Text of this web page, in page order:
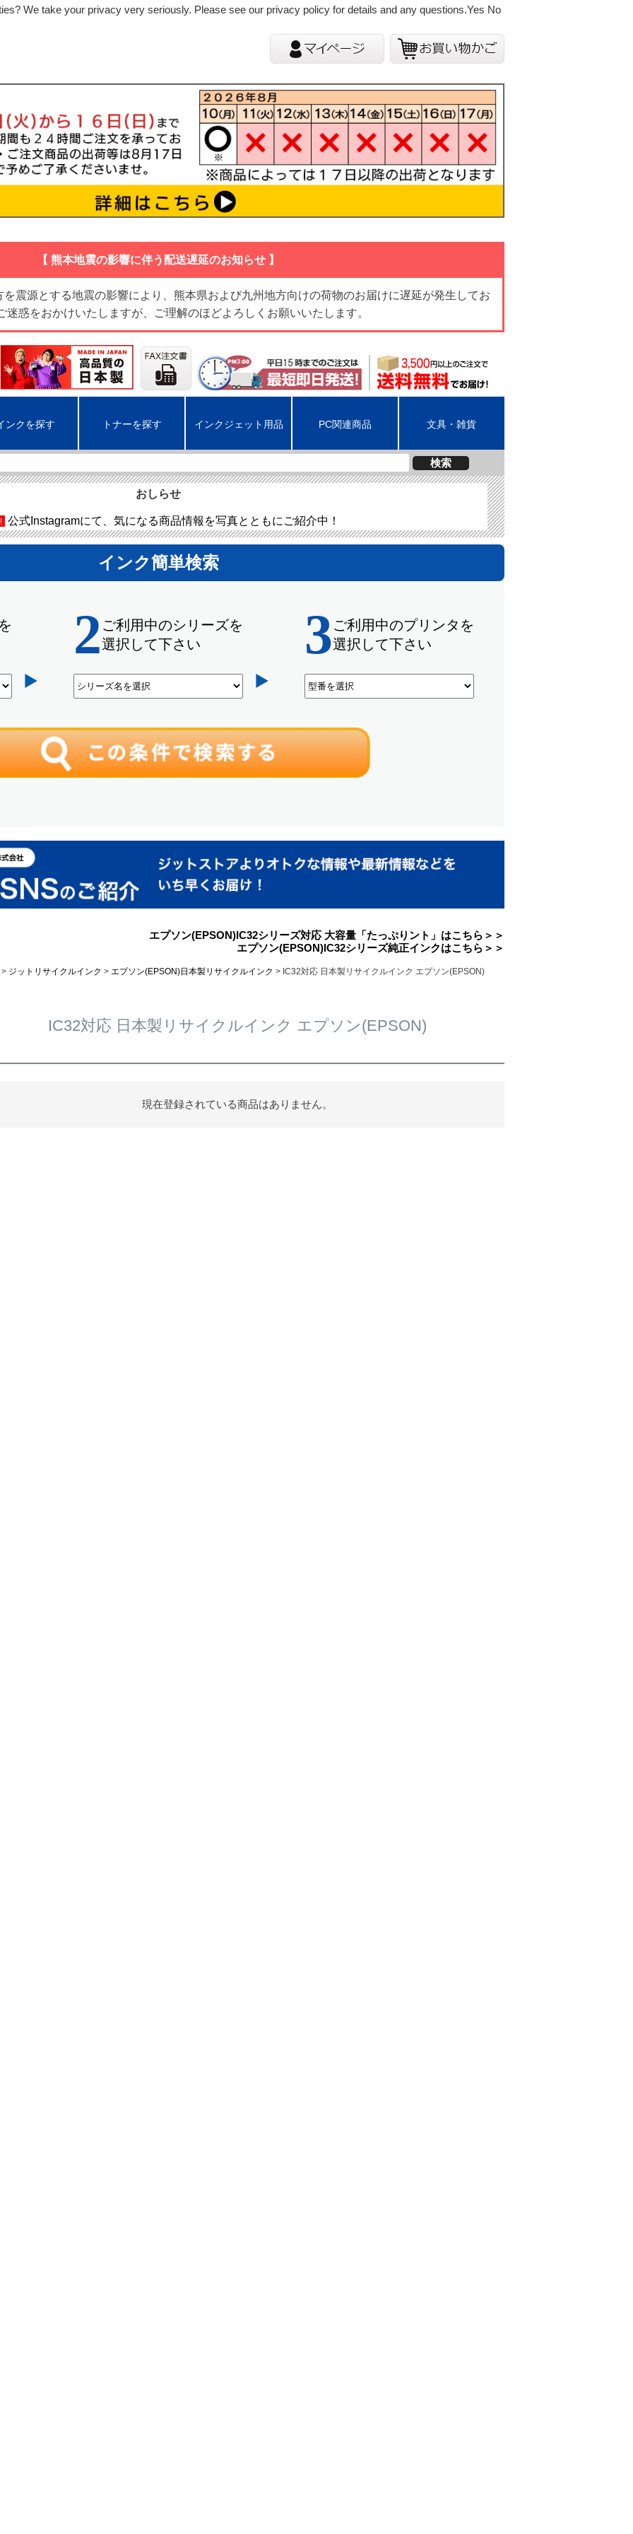
【 熊本地震の影響に伴う配送遅延のお知らせ 】
震源とする地震の影響により、熊本県および九州地方向けの荷物のお届けに遅延が発生してお
迷惑をおかけいたしますが、ご理解のほどよろしくお願いいたします。
ンクを探す トナーを探す インクジェット用品 PC関連商品 文具・雑貨
検索
おしらせ
公式Instagramにて、気になる商品情報を写真とともにご紹介中！
エプソン(EPSON)IC32シリーズ対応 大容量「たっぷりント」はこちら＞＞
エプソン(EPSON)IC32シリーズ純正インクはこちら＞＞
ジットリサイクルインク エプソン(EPSON)日本製リサイクルインク IC32対応 日本製リサイクルインク エプソン(EPSON)
IC32対応 日本製リサイクルインク エプソン(EPSON)
現在登録されている商品はありません。
We take your privacy very seriously. Please see our privacy policy for details and any questions.Yes No